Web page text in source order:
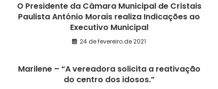
O Presidente da Câmara Municipal de Cristais
Paulista António Morais realiza Indicações ao
Executivo Municipal
24 de fevereiro de 2021
Marilene – “A vereadora solicita a reativação
do centro dos idosos.”